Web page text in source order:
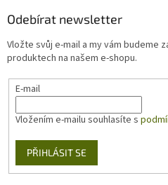
Odebírat newsletter
Vložte svůj e-mail a my vám budeme
produktech na našem e-shopu.
E-mail
Vložením e-mailu souhlasíte s
PŘIHLÁSIT SE